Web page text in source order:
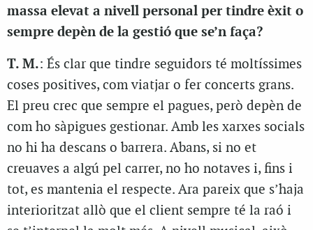
massa elevat a nivell personal per tindre èxit o
sempre depèn de la gestió que se’n faça?
T. M.: És clar que tindre seguidors té moltíssimes
coses positives, com viatjar o fer concerts grans.
El preu crec que sempre el pagues, però depèn de
com ho sàpigues gestionar. Amb les xarxes socials
no hi ha descans o barrera. Abans, si no et
creuaves a algú pel carrer, no ho notaves i, fins i
tot, es mantenia el respecte. Ara pareix que s’haja
interioritzat allò que el client sempre té la raó i